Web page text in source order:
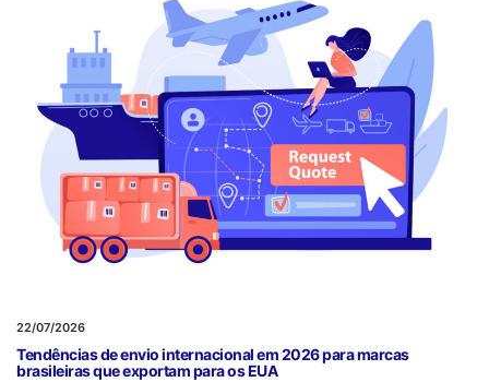
22/07/2026
Tendências de envio internacional em 2026 para marcas
brasileiras que exportam para os EUA